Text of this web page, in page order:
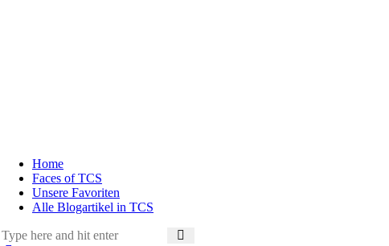
Home
Faces of TCS
Unsere Favoriten
Alle Blogartikel in TCS